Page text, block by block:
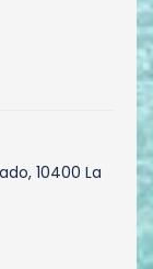
10400 La